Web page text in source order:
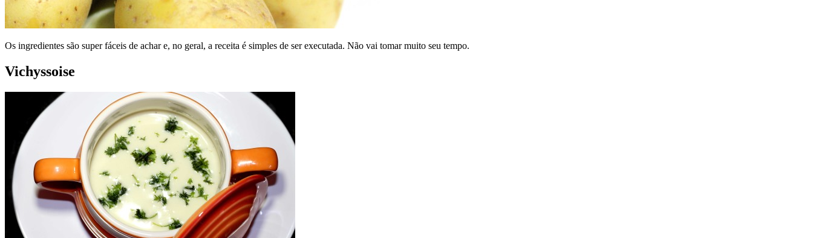
Os ingredientes são super fáceis de achar e, no geral, a receita é simples de ser executada. Não vai tomar muito seu tempo.
Vichyssoise